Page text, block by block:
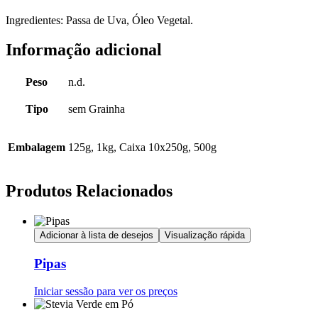
Ingredientes: Passa de Uva, Óleo Vegetal.
Informação adicional
Peso n.d.
Tipo sem Grainha
Embalagem 125g, 1kg, Caixa 10x250g, 500g
Produtos Relacionados
Adicionar à lista de desejos Visualização rápida
Pipas
Iniciar sessão para ver os preços